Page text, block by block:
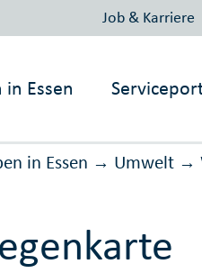
Job & Karriere
in Essen
in Essen → Umwelt →